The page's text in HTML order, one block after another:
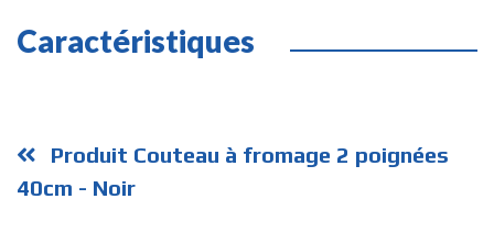
Caractéristiques
Produit Couteau à fromage 2 poignées
40cm - Noir